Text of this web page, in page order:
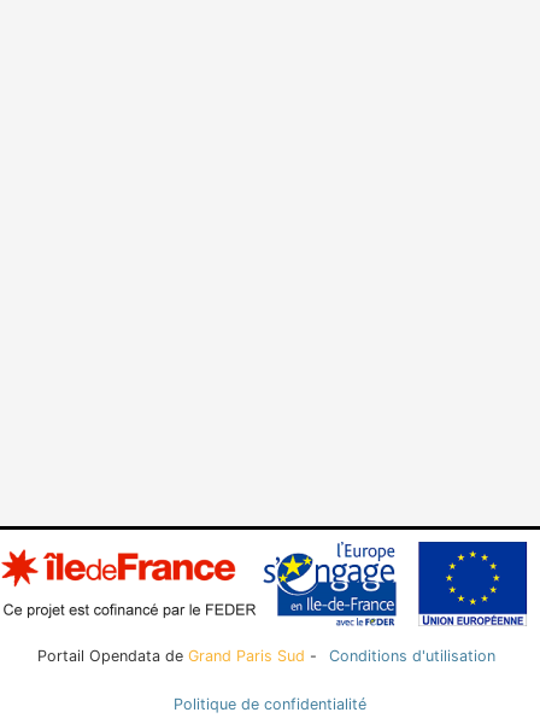
Portail Opendata de Grand Paris Sud - Conditions d'utilisation
Politique de confidentialité